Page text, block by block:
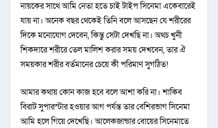
নায়কের সাথে আমি নেতা হতে চাই টাইপ সিনেমা একেবারেই
যায় না। অনেক বছর থেকেই তিনি বলে আসছেন যে শরীরের
দিকে মনোযোগ দেবেন, কিন্তু সেটা দেখছি না। অথচ খুনী
শিকদারে শরীরে তেল মালিশ করার সময় দেখবেন, তার ঐ
সময়কার শরীর বর্তমানের চেয়ে কী পরিমাণ সুগঠিত!
আমার কথায় কোন কাজ হবে বলে আশা করি না। শাকিব
বিরাট সুপারস্টার হওয়ার আগ পর্যন্ত তার বেশিরভাগ সিনেমা
আমি হলে গিয়ে দেখেছি। আলেকজান্ডার বোয়ের সিনেমাতে